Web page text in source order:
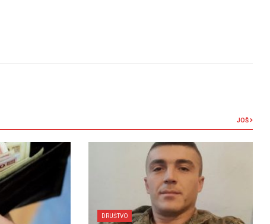
JOŠ
DRUŠTVO